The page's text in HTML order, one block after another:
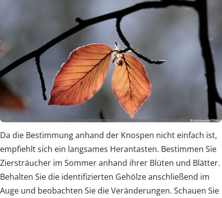
Da die Bestimmung anhand der Knospen nicht einfach ist,
empfiehlt sich ein langsames Herantasten. Bestimmen Sie
Ziersträucher im Sommer anhand ihrer Blüten und Blätter.
Behalten Sie die identifizierten Gehölze anschließend im
Auge und beobachten Sie die Veränderungen. Schauen Sie